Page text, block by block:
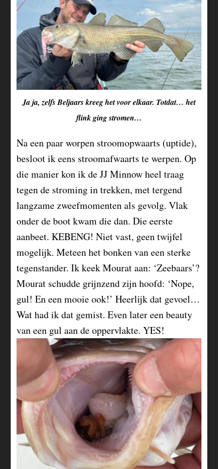
Ja ja, zelfs Beljaars kreeg het voor elkaar. Totdat… het
flink ging stromen…
Na een paar worpen stroomopwaarts (uptide),
besloot ik eens stroomafwaarts te werpen. Op
die manier kon ik de JJ Minnow heel traag
tegen de stroming in trekken, met tergend
langzame zweefmomenten als gevolg. Vlak
onder de boot kwam die dan. Die eerste
aanbeet. KEBENG! Niet vast, geen twijfel
mogelijk. Meteen het bonken van een sterke
tegenstander. Ik keek Mourat aan: ‘Zeebaars’?
Mourat schudde grijnzend zijn hoofd: ‘Nope,
gul! En een mooie ook!’ Heerlijk dat gevoel…
Wat had ik dat gemist. Even later een beauty
van een gul aan de oppervlakte. YES!